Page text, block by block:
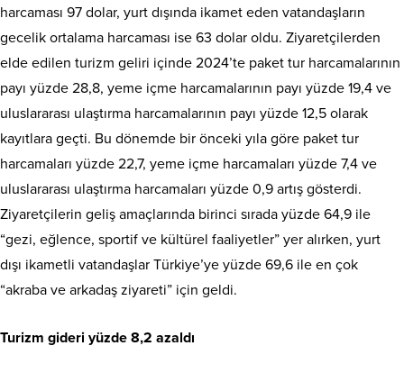
harcaması 97 dolar, yurt dışında ikamet eden vatandaşların
gecelik ortalama harcaması ise 63 dolar oldu. Ziyaretçilerden
elde edilen turizm geliri içinde 2024’te paket tur harcamalarının
payı yüzde 28,8, yeme içme harcamalarının payı yüzde 19,4 ve
uluslararası ulaştırma harcamalarının payı yüzde 12,5 olarak
kayıtlara geçti. Bu dönemde bir önceki yıla göre paket tur
harcamaları yüzde 22,7, yeme içme harcamaları yüzde 7,4 ve
uluslararası ulaştırma harcamaları yüzde 0,9 artış gösterdi.
Ziyaretçilerin geliş amaçlarında birinci sırada yüzde 64,9 ile
“gezi, eğlence, sportif ve kültürel faaliyetler” yer alırken, yurt
dışı ikametli vatandaşlar Türkiye’ye yüzde 69,6 ile en çok
“akraba ve arkadaş ziyareti” için geldi.
Turizm gideri yüzde 8,2 azaldı